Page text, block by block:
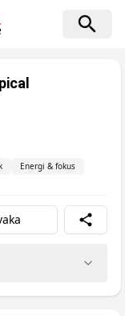
Energi & fokus
Dela